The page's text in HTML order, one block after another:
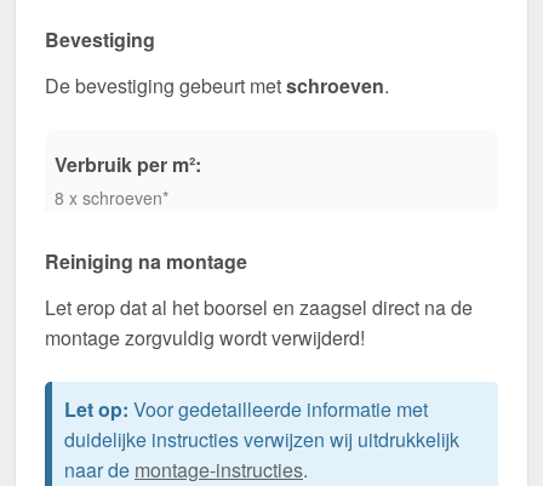
Bevestiging
De bevestiging gebeurt metschroeven.
Verbruik per m²:
8 x schroeven*
Reiniging na montage
Let erop dat al het boorsel en zaagsel direct na de
montage zorgvuldig wordt verwijderd!
Let op: Voor gedetailleerde informatie met
duidelijke instructies verwijzen wij uitdrukkelijk
naar de montage-instructies.